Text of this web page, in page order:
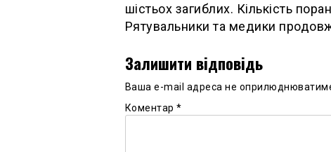
шістьох загиблих. Кількість
Рятувальники та медики
Залишити відповідь
Ваша e-mail адреса не
Коментар *